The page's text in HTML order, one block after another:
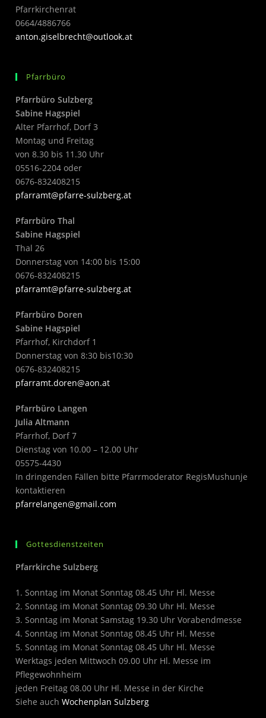
Pfarrkirchenrat
0664/4886766
anton.giselbrecht@outlook.at
Pfarrbüro
Pfarrbüro Sulzberg
Sabine Hagspiel
Alter Pfarrhof, Dorf 3
Montag und Freitag
von 8.30 bis 11.30 Uhr
05516-2204 oder
0676-832408215
pfarramt@pfarre-sulzberg.at
Pfarrbüro Thal
Sabine Hagspiel
Thal 26
Donnerstag von 14:00 bis 15:00
0676-832408215
pfarramt@pfarre-sulzberg.at
Pfarrbüro Doren
Sabine Hagspiel
Pfarrhof, Kirchdorf 1
Donnerstag von 8:30 bis10:30
0676-832408215
pfarramt.doren@aon.at
Pfarrbüro Langen
Julia Altmann
Pfarrhof, Dorf 7
Dienstag von 10.00 – 12.00 Uhr
05575-4430
In dringenden Fällen bitte Pfarrmoderator RegisMushunje
kontaktieren
pfarrelangen@gmail.com
Gottesdienstzeiten
Pfarrkirche Sulzberg
1. Sonntag im Monat Sonntag 08.45 Uhr Hl. Messe
2. Sonntag im Monat Sonntag 09.30 Uhr Hl. Messe
3. Sonntag im Monat Samstag 19.30 Uhr Vorabendmesse
4. Sonntag im Monat Sonntag 08.45 Uhr Hl. Messe
5. Sonntag im Monat Sonntag 08.45 Uhr Hl. Messe
Werktags jeden Mittwoch 09.00 Uhr Hl. Messe im
Pflegewohnheim
jeden Freitag 08.00 Uhr Hl. Messe in der Kirche
Siehe auchWochenplan Sulzberg